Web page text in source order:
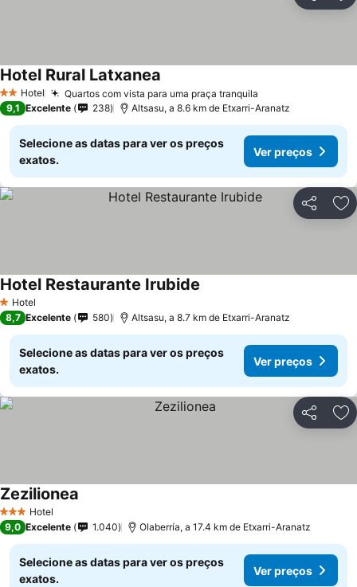
2 Estrelas
Hotel Quartos com vista para uma praça tranquila
Hotel Rural Latxanea
9,1 Excelente 238 Altsasu, a 8.6 km de Etxarri-Aranatz
Selecione as datas para ver os preços
exatos.
Ver preços
Partilhar
1 Estrelas
Hotel
Hotel Restaurante Irubide
8,7 Excelente 580 Altsasu, a 8.7 km de Etxarri-Aranatz
Selecione as datas para ver os preços
exatos.
Ver preços
Partilhar
3 EstrelasHotel
Zezilionea
9,0 Excelente 1.040 Olaberría, a 17.4 km de Etxarri-Aranatz
Selecione as datas para ver os preços
exatos.
Ver preços